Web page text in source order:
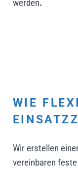
werden.
WIE
Wir erstellen
vereinbaren